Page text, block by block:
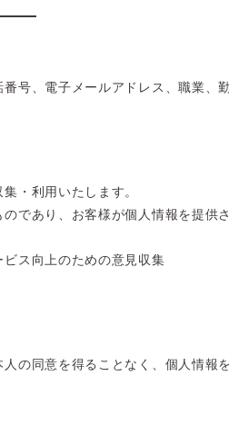
号、電子メールアドレス、職業、
・利用いたします。
であり、お客様が個人情報を提供
ス向上のための意見収集
の同意を得ることなく、個人情報